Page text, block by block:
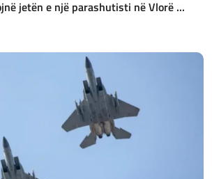
jetën e një parashutisti në Vlorë ...